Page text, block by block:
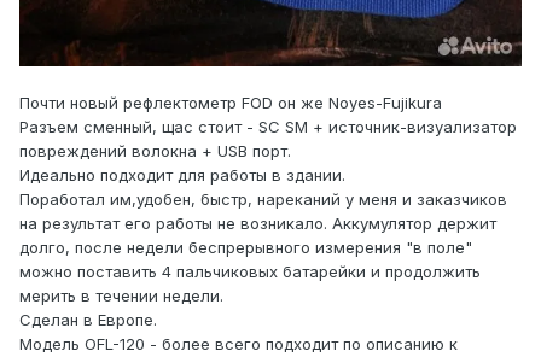
Почти новый рефлектометр FOD он же Noyes-Fujikura
Разъем сменный, щас стоит - SC SM + источник-визуализатор
повреждений волокна + USB порт.
Идеально подходит для работы в здании.
Поработал им,удобен, быстр, нареканий у меня и заказчиков
на результат его работы не возникало. Аккумулятор держит
долго, после недели беспрерывного измерения "в поле"
можно поставить 4 пальчиковых батарейки и продолжить
мерить в течении недели.
Cделан в Европе.
Модель OFL-120 - более всего подходит по описанию к